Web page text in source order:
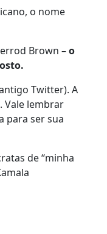
o nome
Brown –o
Twitter). A
Vale lembrar
para ser sua
de “minha